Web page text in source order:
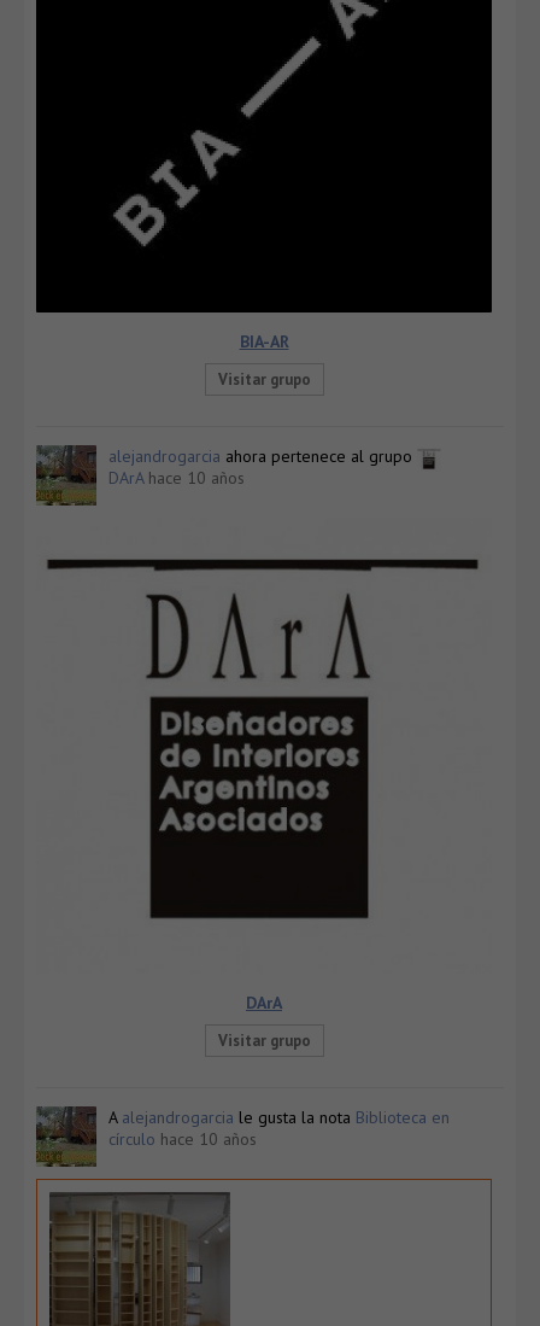
BIA-AR
Visitar grupo
alejandrogarcia ahora pertenece al grupo
DArA hace 10 años
DArA
Visitar grupo
A alejandrogarcia le gusta la nota Biblioteca en
círculo hace 10 años